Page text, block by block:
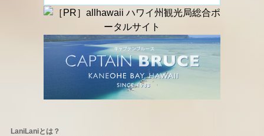
LaniLaniとは？